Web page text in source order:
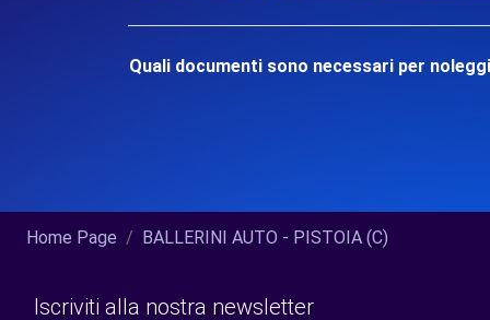
Quali documenti sono necessari per
Home Page BALLERINI AUTO - PISTOIA (C)
Iscriviti alla nostra newsletter